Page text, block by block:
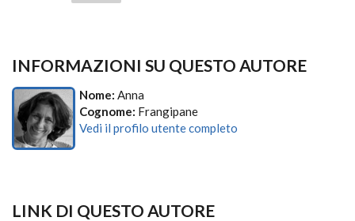
INFORMAZIONI SU QUESTO AUTORE
Nome: Anna
Cognome: Frangipane
Vedi il profilo utente completo
LINK DI QUESTO AUTORE